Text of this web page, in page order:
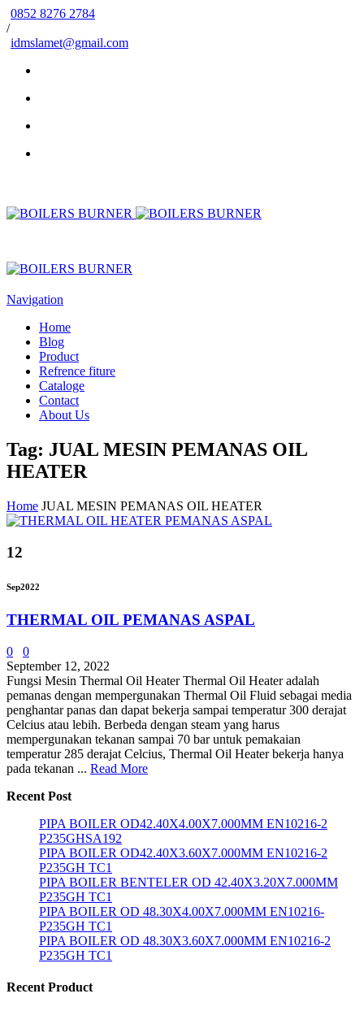
0852 8276 2784
/
idmslamet@gmail.com
Navigation
Home
Blog
Product
Refrence fiture
Cataloge
Contact
About Us
Tag: JUAL MESIN PEMANAS OIL
HEATER
Home JUAL MESIN PEMANAS OIL HEATER
12
Sep2022
THERMAL OIL PEMANAS ASPAL
0
0
September 12, 2022
Fungsi Mesin Thermal Oil Heater Thermal Oil Heater adalah
pemanas dengan mempergunakan Thermal Oil Fluid sebagai media
penghantar panas dan dapat bekerja sampai temperatur 300 derajat
Celcius atau lebih. Berbeda dengan steam yang harus
mempergunakan tekanan sampai 70 bar untuk pemakaian
temperatur 285 derajat Celcius, Thermal Oil Heater bekerja hanya
pada tekanan ... Read More
Recent Post
PIPA BOILER OD42.40X4.00X7.000MM EN10216-2
P235GHSA192
PIPA BOILER OD42.40X3.60X7.000MM EN10216-2
P235GH TC1
PIPA BOILER BENTELER OD 42.40X3.20X7.000MM
P235GH TC1
PIPA BOILER OD 48.30X4.00X7.000MM EN10216-
P235GH TC1
PIPA BOILER OD 48.30X3.60X7.000MM EN10216-2
P235GH TC1
Recent Product